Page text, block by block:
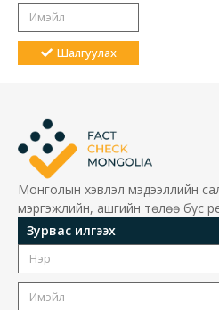
Шалгуулах
Монголын хэвлэл мэдээллийн
мэргэжлийн, ашгийн төлөө бус
Зурвас илгээх